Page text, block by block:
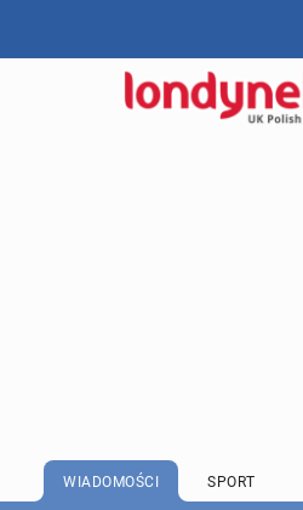
WIADOMOŚCI SPORT